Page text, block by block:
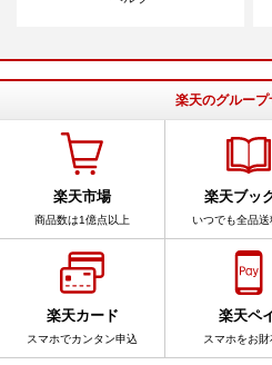
楽天のグループ
楽天市場
商品数は1億点以上
楽天ブッ
いつでも全品
楽天カード
スマホでカンタン申込
楽天ペ
スマホをお財